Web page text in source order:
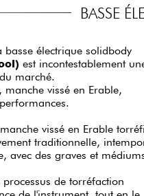
BASSE
électrique solidbody
est incontestablement
marché.
vissé en Erable,
vissé en Erable
traditionnelle,
avec des graves et
de torréfaction